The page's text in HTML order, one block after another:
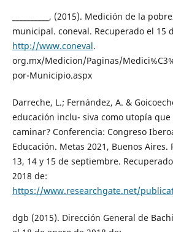
__________, (2015). Medición de la
municipal. coneval. Recuperado el 15
http://www.coneval.
org.mx/Medicion/Paginas/
por-Municipio.aspx
Darreche, L.; Fernández, A. &
educación inclu- siva como utopía que
caminar? Conferencia: Congreso
Educación. Metas 2021, Buenos
13, 14 y 15 de septiembre.
2018 de:
https://www.researchgate.net/
dgb (2015). Dirección General de